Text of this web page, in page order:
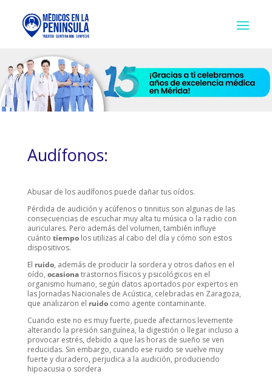
Audífonos:
Abusar de los audífonos puede dañar tus oídos.
Pérdida de audición y acúfenos o tinnitus son algunas de las
consecuencias de escuchar muy alta tu música o la radio con
auriculares. Pero además del volumen, también influye
cuánto tiempolos utilizas al cabo del día y cómo son estos
dispositivos.
El ruido, además de producir la sordera y otros daños en el
oído, ocasionatrastornos físicos y psicológicos en el
organismo humano, según datos aportados por expertos en
las Jornadas Nacionales de Acústica, celebradas en Zaragoza,
que analizaron el ruidocomo agente contaminante.
Cuando este no es muy fuerte, puede afectarnos levemente
alterando la presión sanguínea, la digestión o llegar incluso a
provocar estrés, debido a que las horas de sueño se ven
reducidas. Sin embargo, cuando ese ruido se vuelve muy
fuerte y duradero, perjudica a la audición, produciendo
hipoacusia o sordera